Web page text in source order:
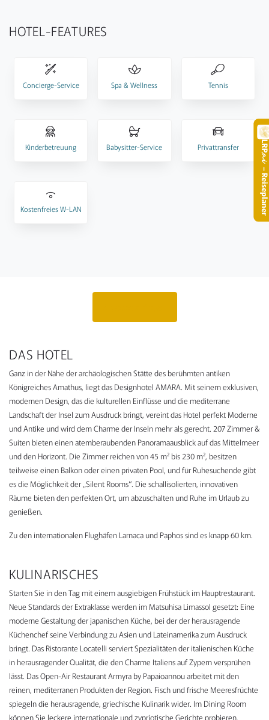
–
HOTEL-FEATURES
Concierge-Service Spa & Wellness Tennis
Kinderbetreuung Babysitter-Service Privattransfer
Kostenfreies W-LAN
DAS HOTEL
Ganz in der Nähe der archäologischen Stätte des berühmten antiken
Königreiches Amathus, liegt das Designhotel AMARA. Mit seinem exklusiven,
modernen Design, das die kulturellen Einflüsse und die mediterrane
Landschaft der Insel zum Ausdruck bringt, vereint das Hotel perfekt Moderne
und Antike und wird dem Charme der Inseln mehr als gerecht. 207 Zimmer &
Suiten bieten einen atemberaubenden Panoramaausblick auf das Mittelmeer
und den Horizont. Die Zimmer reichen von 45 m² bis 230 m², besitzen
teilweise einen Balkon oder einen privaten Pool, und für Ruhesuchende gibt
es die Möglichkeit der „Silent Rooms“. Die schallisolierten, innovativen
Räume bieten den perfekten Ort, um abzuschalten und Ruhe im Urlaub zu
genießen.
Zu den internationalen Flughäfen Larnaca und Paphos sind es knapp 60 km.
KULINARISCHES
Starten Sie in den Tag mit einem ausgiebigen Frühstück im Hauptrestaurant.
Neue Standards der Extraklasse werden im Matsuhisa Limassol gesetzt: Eine
moderne Gestaltung der japanischen Küche, bei der der herausragende
Küchenchef seine Verbindung zu Asien und Lateinamerika zum Ausdruck
bringt. Das Ristorante Locatelli serviert Spezialitäten der italienischen Küche
in herausragender Qualität, die den Charme Italiens auf Zypern versprühen
lässt. Das Open-Air Restaurant Armyra by Papaioannou arbeitet mit den
reinen, mediterranen Produkten der Region. Fisch und frische Meeresfrüchte
spiegeln die herausragende, griechische Kulinarik wider. Im Dining Room
können Sie leckere internationale und zypriotische Gerichte probieren.